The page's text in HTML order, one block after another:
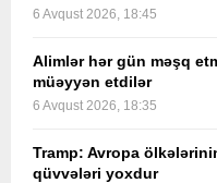
6 Avqust 2026, 18:45
Alimlər hər gün məşq
müəyyən etdilər
6 Avqust 2026, 18:35
Tramp: Avropa
qüvvələri yoxdur